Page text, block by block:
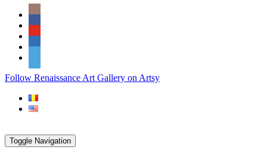
Skip
content
Social
Icons
PARTENER
Follow Renaissance Art Gallery on Artsy
Toggle Navigation